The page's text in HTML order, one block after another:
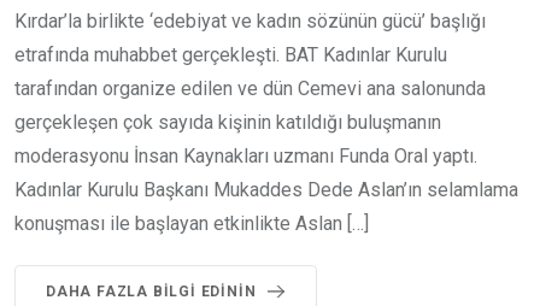
Kırdar’la birlikte ‘edebiyat ve kadın sözünün gücü’ başlığı
etrafında muhabbet gerçekleşti. BAT Kadınlar Kurulu
tarafından organize edilen ve dün Cemevi ana salonunda
gerçekleşen çok sayıda kişinin katıldığı buluşmanın
moderasyonu İnsan Kaynakları uzmanı Funda Oral yaptı.
Kadınlar Kurulu Başkanı Mukaddes Dede Aslan’ın selamlama
konuşması ile başlayan etkinlikte Aslan […]
DAHA FAZLA BILGI EDININ